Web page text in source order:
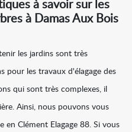
à savoir sur les
à Damas Aux Bois
les jardins sont très
pour les travaux d'élagage des
qui sont très complexes, il
Ainsi, nous pouvons vous
en Clément Elagage 88. Si vous